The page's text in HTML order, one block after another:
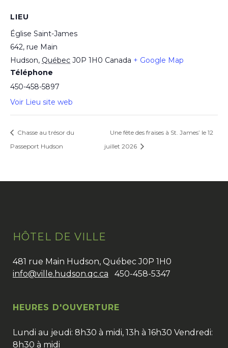
LIEU
Église Saint-James
642, rue Main
Hudson, Québec J0P 1H0 Canada + Google Map
Téléphone
450-458-5897
Voir Lieu site web
Chasse au trésor du
Passeport Hudson
Une fête des fraises à St. James’ le 12
juillet 2026
HÔTEL DE VILLE
481 rue Main Hudson, Québec J0P 1H0
info@ville.hudson.qc.ca 450-458-5347
HEURES D'OUVERTURE
Lundi au jeudi: 8h30 à midi, 13h à 16h30 Vendredi:
8h30 à midi